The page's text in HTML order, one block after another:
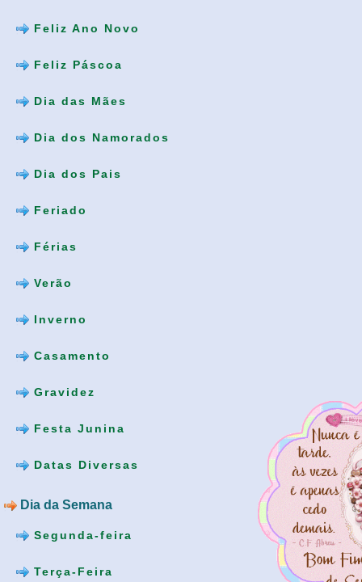
Feliz Ano Novo
Feliz Páscoa
Dia das Mães
Dia dos Namorados
Dia dos Pais
Feriado
Férias
Verão
Inverno
Casamento
Gravidez
Festa Junina
Datas Diversas
Dia da Semana
Segunda-feira
Terça-Feira